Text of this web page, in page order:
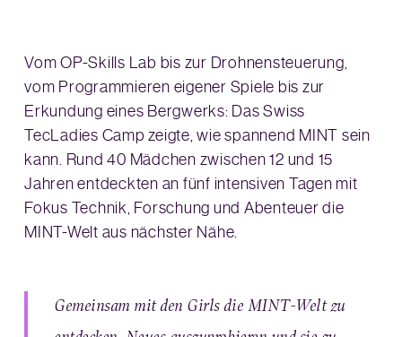
Vom OP-Skills Lab bis zur Drohnensteuerung,
vom Programmieren eigener Spiele bis zur
Erkundung eines Bergwerks: Das Swiss
TecLadies Camp zeigte, wie spannend MINT sein
kann. Rund 40 Mädchen zwischen 12 und 15
Jahren entdeckten an fünf intensiven Tagen mit
Fokus Technik, Forschung und Abenteuer die
MINT-Welt aus nächster Nähe.
Gemeinsam mit den Girls die MINT-Welt zu